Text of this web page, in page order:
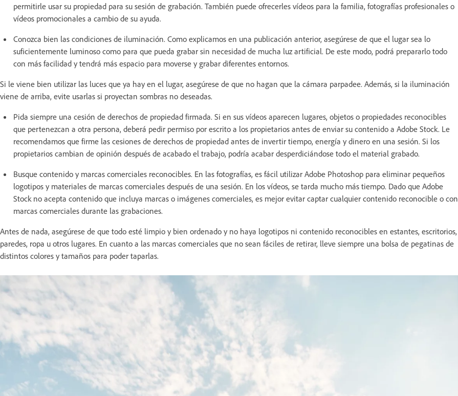
permitirle usar su propiedad para su sesión de grabación. También puede ofrecerles vídeos para la familia, fotografías profesionales o
vídeos promocionales a cambio de su ayuda.
Conozca bien las condiciones de iluminación. Como explicamos en una publicación anterior, asegúrese de que el lugar sea lo
suficientemente luminoso como para que pueda grabar sin necesidad de mucha luz artificial. De este modo, podrá prepararlo todo
con más facilidad y tendrá más espacio para moverse y grabar diferentes entornos.
Si le viene bien utilizar las luces que ya hay en el lugar, asegúrese de que no hagan que la cámara parpadee. Además, si la iluminación
viene de arriba, evite usarlas si proyectan sombras no deseadas.
Pida siempre una cesión de derechos de propiedad firmada. Si en sus vídeos aparecen lugares, objetos o propiedades reconocibles
que pertenezcan a otra persona, deberá pedir permiso por escrito a los propietarios antes de enviar su contenido a Adobe Stock. Le
recomendamos que firme las cesiones de derechos de propiedad antes de invertir tiempo, energía y dinero en una sesión. Si los
propietarios cambian de opinión después de acabado el trabajo, podría acabar desperdiciándose todo el material grabado.
Busque contenido y marcas comerciales reconocibles. En las fotografías, es fácil utilizar Adobe Photoshop para eliminar pequeños
logotipos y materiales de marcas comerciales después de una sesión. En los vídeos, se tarda mucho más tiempo. Dado que Adobe
Stock no acepta contenido que incluya marcas o imágenes comerciales, es mejor evitar captar cualquier contenido reconocible o con
marcas comerciales durante las grabaciones.
Antes de nada, asegúrese de que todo esté limpio y bien ordenado y no haya logotipos ni contenido reconocibles en estantes, escritorios,
paredes, ropa u otros lugares. En cuanto a las marcas comerciales que no sean fáciles de retirar, lleve siempre una bolsa de pegatinas de
distintos colores y tamaños para poder taparlas.